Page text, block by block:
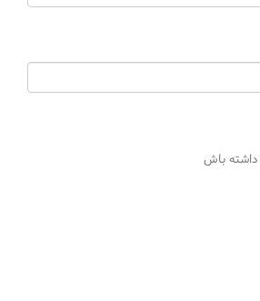
داشته باش